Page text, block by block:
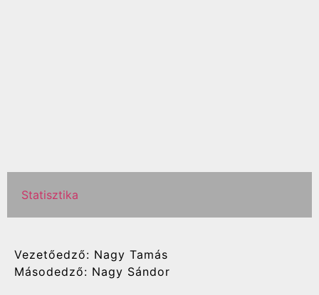
Statisztika
Vezetőedző: Nagy Tamás
Másodedző: Nagy Sándor